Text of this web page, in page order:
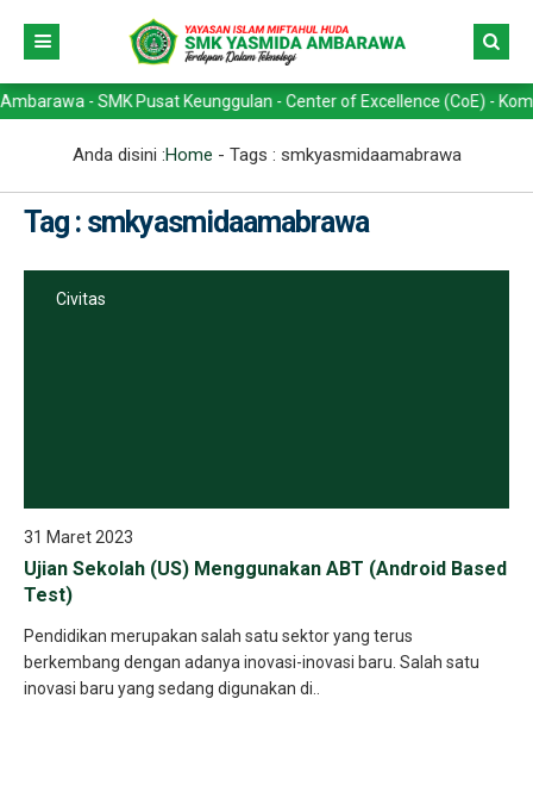
- SMK Pusat Keunggulan - Center of Excellence (CoE) -
Anda disini :Home - Tags : smkyasmidaamabrawa
Tag : smkyasmidaamabrawa
Civitas
31 Maret 2023
Ujian Sekolah (US) Menggunakan ABT (Android Based
Test)
Pendidikan merupakan salah satu sektor yang terus
berkembang dengan adanya inovasi-inovasi baru. Salah satu
inovasi baru yang sedang digunakan di..